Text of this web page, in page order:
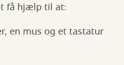
få hjælp til at:
en mus og et tastatur